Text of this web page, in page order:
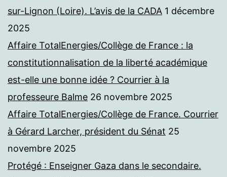
sur-Lignon (Loire). L’avis de la CADA 1 décembre
2025
Affaire TotalEnergies/Collège de France : la
constitutionnalisation de la liberté académique
est-elle une bonne idée ? Courrier à la
professeure Balme 26 novembre 2025
Affaire TotalEnergies/Collège de France. Courrier
à Gérard Larcher, président du Sénat 25
novembre 2025
Protégé : Enseigner Gaza dans le secondaire.